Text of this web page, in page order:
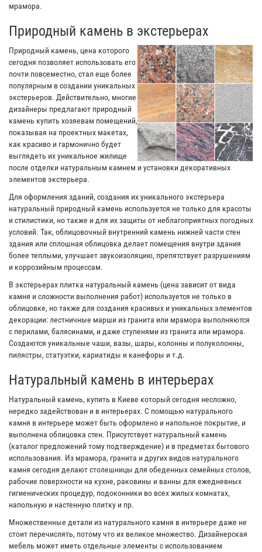
мрамора.
Природный камень в экстерьерах
Природный камень, цена которого
сегодня позволяет использовать его
почти повсеместно, стал еще более
популярным в создании уникальных
экстерьеров. Действительно, многие
дизайнеры предлагают природный
камень купить хозяевам помещений,
показывая на проектных макетах,
как красиво и гармонично будет
выглядеть их уникальное жилище
после отделки натуральным камнем и установки декоративных
элементов экстерьера.
Для оформления зданий, создания их уникального экстерьера
натуральный природный камень используется не только для красоты
и стилистики, но также и для их защиты от неблагоприятных погодных
условий. Так, облицовочный внутренний камень нижней части стен
здания или сплошная облицовка делает помещения внутри здания
более теплыми, улучшает звукоизоляцию, препятствует разрушениям
и коррозийным процессам.
В экстерьерах плитка натуральный камень (цена зависит от вида
камня и сложности выполнения работ) используется не только в
облицовке, но также для создания красивых и уникальных элементов
декорации: лестничные марши из гранита или мрамора выполняются
с перилами, балясинами, и даже ступенями из гранита или мрамора.
Создаются уникальные чаши, вазы, шары, колонны и полуколонны,
пилястры, статуэтки, кариатиды и канефоры и т.д.
Натуральный камень в интерьерах
Натуральный камень, купить в Киеве который сегодня несложно,
нередко задействован и в интерьерах. С помощью натурального
камня в интерьере может быть оформлено и напольное покрытие, и
выполнена облицовка стен. Присутствует натуральный камень
(каталог предложений тому подтверждение) и в предметах бытового
использования. Из мрамора, гранита и других видов натурального
камня сегодня делают столешницы для обеденных семейных столов,
рабочие поверхности на кухне, раковины и ванны для ежедневных
гигиенических процедур, подоконники во всех жилых комнатах,
напольную и настенную плитку и пр.
Множественные детали из натурального камня в интерьере даже не
стоит перечислять, потому что их великое множество. Дизайнерская
мебель может иметь отдельные элементы с использованием